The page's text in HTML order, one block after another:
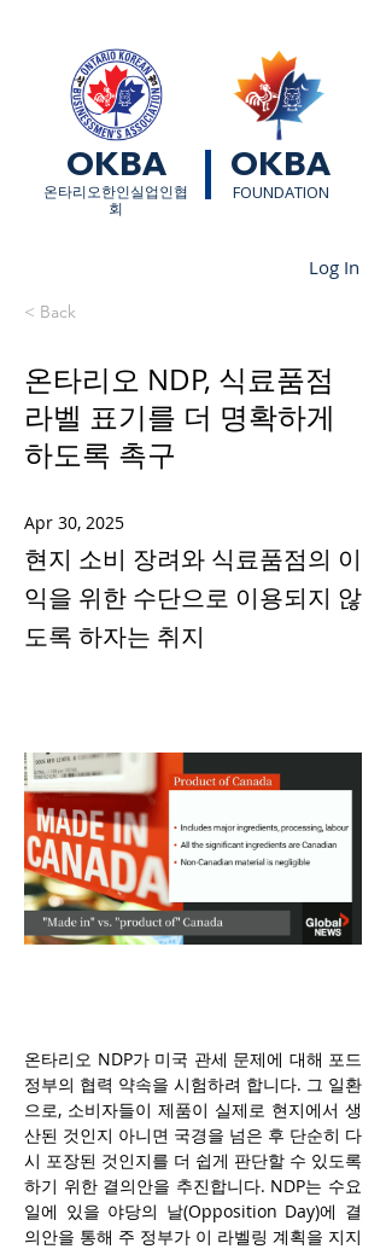
OKBA OKBA
​온타리오한인실업인협
회
FOUNDATION
Log In
< Back
온타리오 NDP, 식료품점
라벨 표기를 더 명확하게
하도록 촉구
Apr 30, 2025
현지 소비 장려와 식료품점의 이
익을 위한 수단으로 이용되지 않
도록 하자는 취지
온타리오 NDP가 미국 관세 문제에 대해 포드
정부의 협력 약속을 시험하려 합니다. 그 일환
으로, 소비자들이 제품이 실제로 현지에서 생
산된 것인지 아니면 국경을 넘은 후 단순히 다
시 포장된 것인지를 더 쉽게 판단할 수 있도록
하기 위한 결의안을 추진합니다. NDP는 수요
일에 있을 야당의 날(Opposition Day)에 결
의안을 통해 주 정부가 이 라벨링 계획을 지지